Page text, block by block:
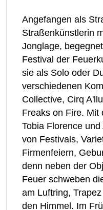
Angefangen als
Straßenkünstlerin
Jonglage,
Festival der
sie als Solo oder
verschiedenen
Collective, Cirq
Freaks on Fire. Mit
Tobia Florence
von Festivals,
Firmenfeiern,
denn neben der
Feuer schweben
am Luftring,
den Himmel. Im